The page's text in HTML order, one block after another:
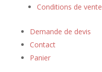
Conditions de vente
Demande de devis
Contact
Panier